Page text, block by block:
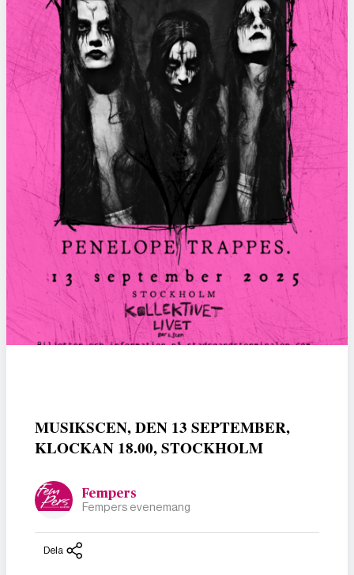
MUSIKSCEN, DEN 13 SEPTEMBER,
KLOCKAN 18.00, STOCKHOLM
Fempers
Fempers evenemang
Dela